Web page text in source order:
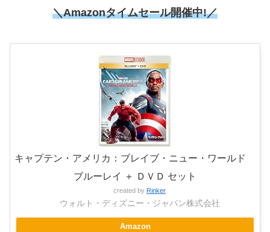
＼Amazonタイムセール開催中!／
キャプテン・アメリカ：ブレイブ・ニュー・ワールド
ブルーレイ ＋ ＤＶＤ セット
created by Rinker
ウォルト・ディズニー・ジャパン株式会社
Amazon